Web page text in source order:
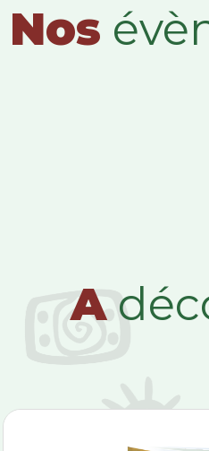
Nos
A